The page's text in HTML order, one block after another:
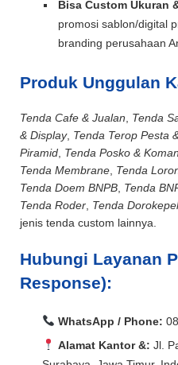
Bisa Custom Ukuran
promosi sablon/digital
branding perusahaan
Produk Unggulan
Tenda Cafe & Jualan Tenda
& Display, Tenda Terop Pesta
Piramid Tenda Posko &
Tenda Membrane Tenda
Tenda Doem BNPB Tenda
Tenda Roder Tenda
jenis tenda custom lainnya.
Hubungi Layanan
Response):
WhatsApp / Phone:
Alamat Kantor &: Jl.